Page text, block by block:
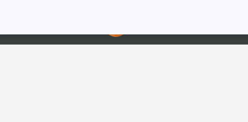
ขวางลักลอบล่าสัตว์
การเกิด
หน้าต่างโลก
เฉียดครึ่งล้าน